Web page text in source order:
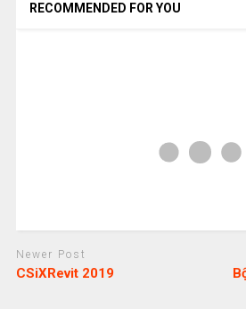
RECOMMENDED FOR YOU
Newer Post
CSiXRevit 2019